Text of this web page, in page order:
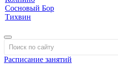
Сосновый Бор
Тихвин
Расписание занятий